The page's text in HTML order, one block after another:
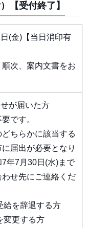
【受付終了】
(金)【当日消印有
次、案内文書をお
が届いた方
です。
ちらかに該当する
届出が必要となり
7年7月30日(水)まで
せ先にご連絡くだ
を辞退する方
更する方